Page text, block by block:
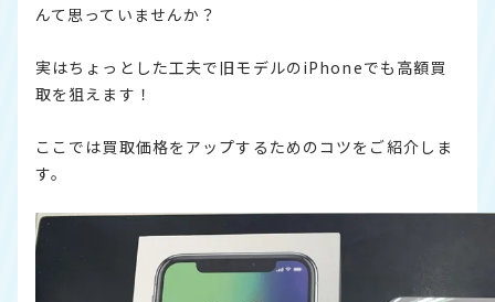
んて思っていませんか？
実はちょっとした工夫で旧モデルのiPhoneでも高額買
取を狙えます！
ここでは買取価格をアップするためのコツをご紹介しま
す。